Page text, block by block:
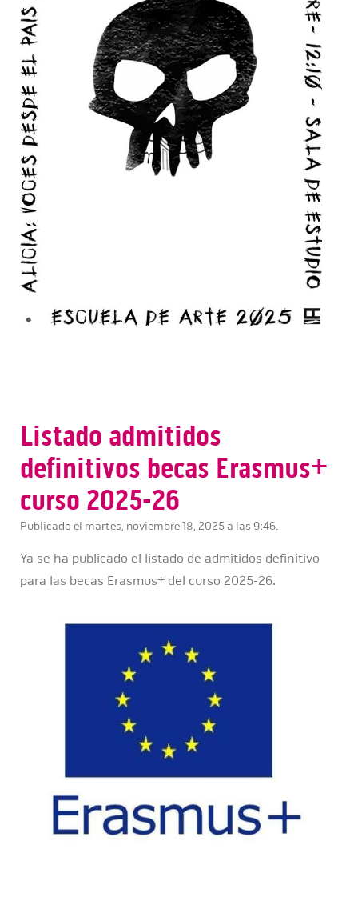
Listado admitidos
definitivos becas Erasmus+
curso 2025-26
Publicado el martes, noviembre 18, 2025 a las 9:46.
Ya se ha publicado el listado de admitidos definitivo
para las becas Erasmus+ del curso 2025-26.